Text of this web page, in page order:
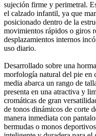
sujeción firme y perimetral.
el calzado infantil, ya que
posicionado dentro de la
movimientos rápidos o giros
desplazamientos internos
uso diario.
Desarrollado sobre una
morfología natural del pie en
media abarca un rango de
presenta en una atractiva y
cromáticas de gran
de tonos dinámicos de corte
manera inmediata con
bermudas o monos